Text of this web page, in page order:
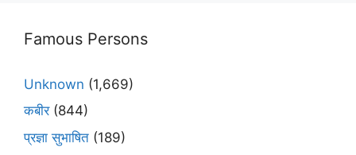
Famous Persons
Unknown (1,669)
कबीर(844)
प्रज्ञा सुभाषित (189)